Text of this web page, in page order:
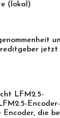
(lokal)
jetzt
LFM2.5-
Encoder-
die